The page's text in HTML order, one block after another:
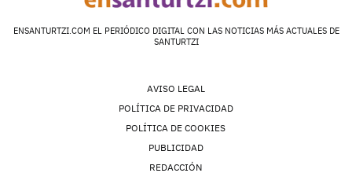
ENSANTURTZI.COM EL PERIÓDICO DIGITAL CON LAS NOTICIAS MÁS ACTUALES DE
SANTURTZI
AVISO LEGAL
POLÍTICA DE PRIVACIDAD
POLÍTICA DE COOKIES
PUBLICIDAD
REDACCIÓN